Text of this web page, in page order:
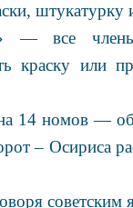
штукатурку
— все
краску или
14 номов —
– Осириса
советским